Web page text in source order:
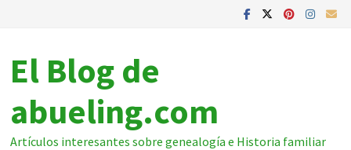
El Blog de
abueling.com
Artículos interesantes sobre genealogía e Historia familiar